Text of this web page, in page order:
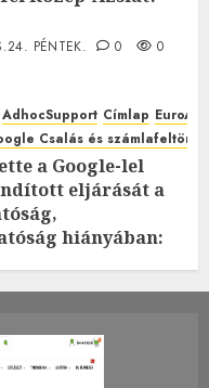
PÉNTEK. 0 0
AdhocSupport Címlap
Csalás és
a Google-lel
eljárását a
hiányában:
CSÜTÖRTÖK.
0